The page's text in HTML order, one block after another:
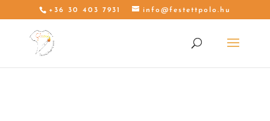
+36 30 403 7931 info@festettpolo.hu